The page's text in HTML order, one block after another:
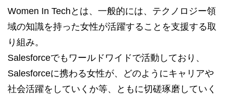
Women In Techとは、一般的には、テクノロジー領
域の知識を持った女性が活躍することを支援する取
り組み。
Salesforceでもワールドワイドで活動しており、
Salesforceに携わる女性が、どのようにキャリアや
社会活躍をしていくか等、ともに切磋琢磨していく